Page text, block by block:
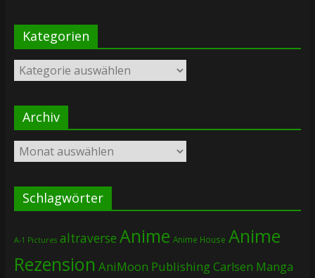
Kategorien
Kategorien
Archiv
Archiv
Schlagwörter
A-1 Pictures altraverse Anime Anime House Anime
Rezension AniMoon PublishingCarlsen Manga